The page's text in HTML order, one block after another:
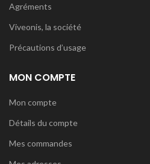
Agréments
Viveonis, la société
Précautions d’usage
MON COMPTE
Mon compte
Détails du compte
Mes commandes